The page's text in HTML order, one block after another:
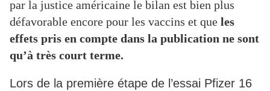
par la justice américaine le bilan est bien plus
défavorable encore pour les vaccins et que les
effets pris en compte dans la publication ne sont
qu’à très court terme.
Lors de la première étape de l’essai Pfizer 16